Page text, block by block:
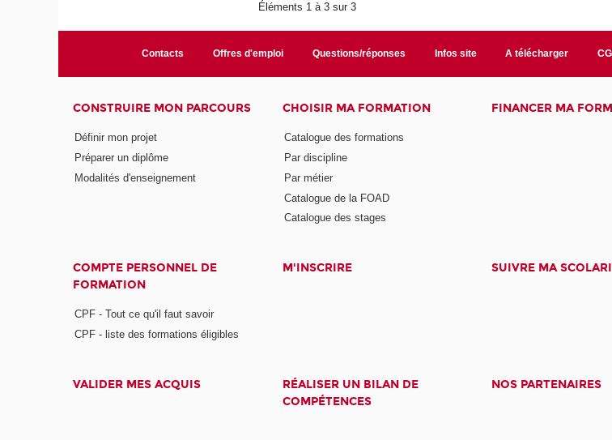
Éléments 1 à 3 sur 3
Contacts Offres d'emploi Questions/réponses Infos site A télécharger
CONSTRUIRE MON PARCOURS
Définir mon projet
Préparer un diplôme
Modalités d'enseignement
CHOISIR MA FORMATION
Catalogue des formations
Par discipline
Par métier
Catalogue de la FOAD
Catalogue des stages
FINANCER MA
COMPTE PERSONNEL DE
FORMATION
CPF - Tout ce qu'il faut savoir
CPF - liste des formations éligibles
M'INSCRIRE SUIVRE MA
VALIDER MES ACQUIS
RÉALISER UN BILAN DE
COMPÉTENCES
NOS PARTENAIRES